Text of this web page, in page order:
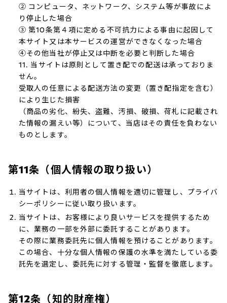
② コンピュータ、ネットワーク、システム等が事故によ
り停止した場合
③ 第10条第４項に定める不可抗力による事由に起因して
本サイト又は本サービスの運営ができなくなった場合
④その他当社が停止又は中断を必要と判断した場合
11. 当サイトは原則として置き配での配送は承っておりま
せん。
受取人の任意による配送方法の変更（置き配指定を含む）
により生じた損害
（商品の劣化、紛失、盗難、汚損、破損、荷札に記載され
た情報の漏えい等）について、当店はその責任を負わない
ものとします。
第11条（個人情報の取り扱い）
当サイトは、利用者の個人情報を適切に管理し、プライバ
シーポリシーに従い取り扱います。
当サイトは、お客様により良いサービスを提供するため
に、業務の一部を外部に委託することがあります。
その際に業務委託先に個人情報を預けることがあります。
この場合、十分な個人情報の保護の水準を満たしている委
託先を選定し、委託先に対する管理・監督を徹底します。
第12条（知的財産権）